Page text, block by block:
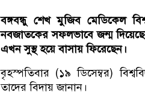
বঙ্গবন্ধু শেখ মুজিব মেডিকেল
নবজাতকের সফলভাবে জন্ম
এখন সুস্থ হয়ে বাসায় ফিরেছেন।
বৃহস্পতিবার (১৯ ডিসেম্বর)
তাদের বিদায় জানান।